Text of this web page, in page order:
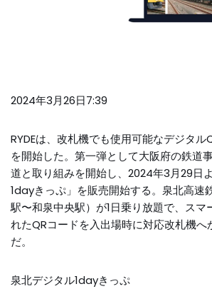
2024年3月26日7:39
RYDEは、改札機でも使用可能なデジタル
を開始した。第一弾として大阪府の鉄道
道と取り組みを開始し、2024年3月29日
1dayきっぷ」を販売開始する。泉北高速
駅〜和泉中央駅）が1日乗り放題で、スマ
れたQRコードを入出場時に対応改札機へ
だ。
泉北デジタル1dayきっぷ